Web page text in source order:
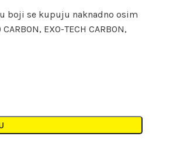
boji se kupuju naknadno osim
EXO-TECH CARBON,